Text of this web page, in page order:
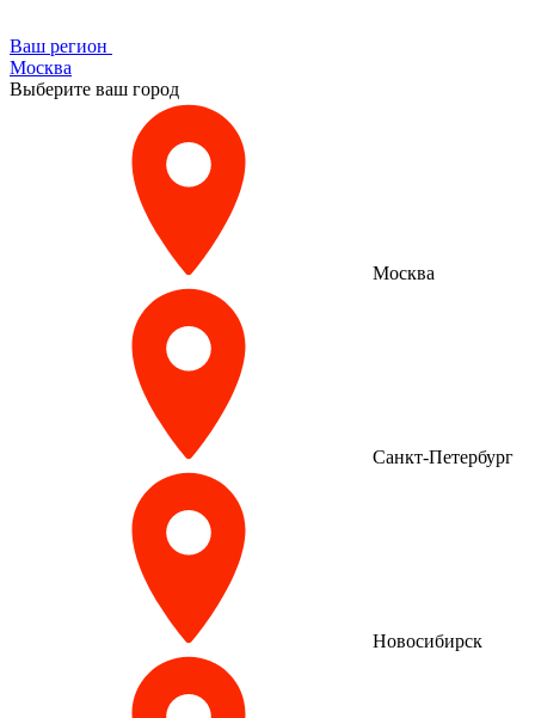
Ваш регион
Москва
Выберите ваш город
Москва
Санкт-Петербург
Новосибирск